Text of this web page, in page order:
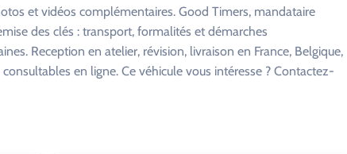
et vidéos complémentaires. Good Timers, mandataire
des clés : transport, formalités et démarches
Reception en atelier, révision, livraison en France, Belgique,
en ligne. Ce véhicule vous intéresse ? Contactez-